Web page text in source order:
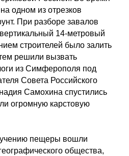
одном из отрезков
При разборе завалов
14-метровый
строителей было залить
решили вызвать
из Симферополя под
Совета Российского
Самохина спустились
огромную карстовую
пещеры вошли
общества,